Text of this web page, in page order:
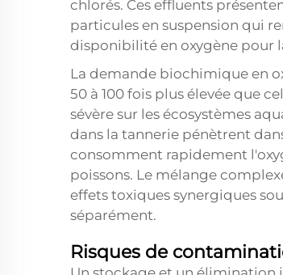
chlorés. Ces effluents
particules en suspension qui
disponibilité en oxygène pour
La demande biochimique en
50 à 100 fois plus élevée que
sévère sur les écosystèmes
dans la tannerie pénètrent
consomment rapidement
poissons. Le mélange
effets toxiques synergiques
séparément.
Risques de